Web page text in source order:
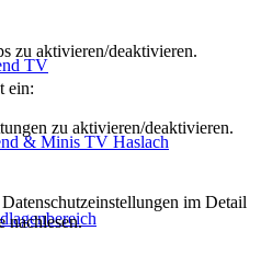
TV
& Minis TV Haslach
zu aktivieren/deaktivieren.
ein:
zu aktivieren/deaktivieren.
im Detail
nachlesen.